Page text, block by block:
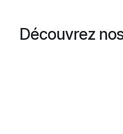
Découvrez